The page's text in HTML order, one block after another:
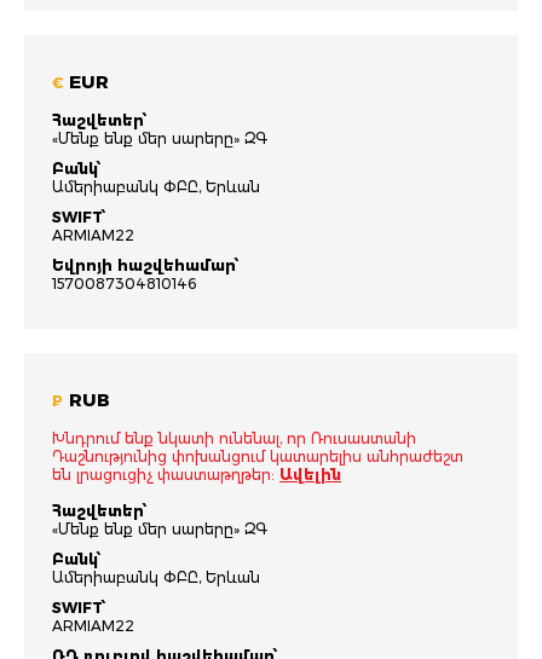
€ EUR
Հաշվետեր՝
«Մենք ենք մեր սարերը» ԶԳ
Բանկ՝
Ամերիաբանկ ՓԲԸ, Երևան
SWIFT՝
ARMIAM22
Եվրոյի հաշվեհամար՝
1570087304810146
₽ RUB
Խնդրում ենք նկատի ունենալ, որ Ռուսաստանի
Դաշնությունից փոխանցում կատարելիս անհրաժեշտ
են լրացուցիչ փաստաթղթեր: Ավելին
Հաշվետեր՝
«Մենք ենք մեր սարերը» ԶԳ
Բանկ՝
Ամերիաբանկ ՓԲԸ, Երևան
SWIFT՝
ARMIAM22